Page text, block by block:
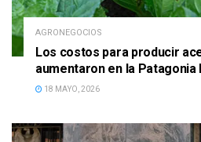
AGRONEGOCIOS
Los costos para producir
aumentaron en la Patagonia
18 MAYO, 2026